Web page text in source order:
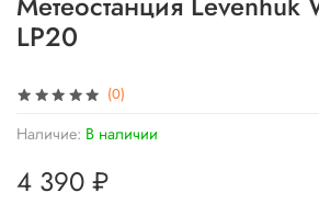
(0)
Наличие: В наличии
LP20
4 390 ₽